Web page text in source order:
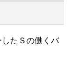
たＳの働くバ